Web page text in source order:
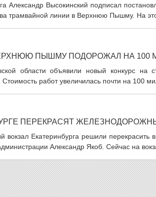
Александр Высокинский подписал
трамвайной линии в Верхнюю Пышму. На
ПЫШМУ ПОДОРОЖАЛ НА 100
области объявили новый конкурс на
работ увеличилась почти на 100
ПЕРЕКРАСЯТ
вокзал Екатеринбурга решили перекрасить
Александр Якоб. Сейчас на